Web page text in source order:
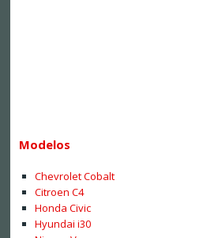
Modelos
Chevrolet Cobalt
Citroen C4
Honda Civic
Hyundai i30